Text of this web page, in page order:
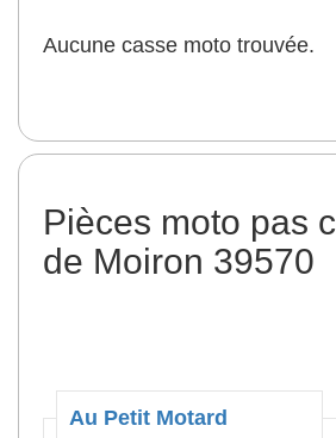
Aucune casse moto trouvée.
Pièces moto pas
de Moiron 39570
Au Petit Motard